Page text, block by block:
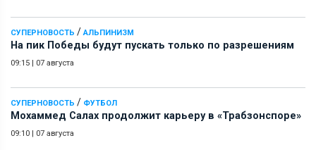
СУПЕРНОВОСТЬ / АЛЬПИНИЗМ
На пик Победы будут пускать только по разрешениям
09:15 07 августа
СУПЕРНОВОСТЬ / ФУТБОЛ
Мохаммед Салах продолжит карьеру в «Трабзонспоре»
09:10 07 августа